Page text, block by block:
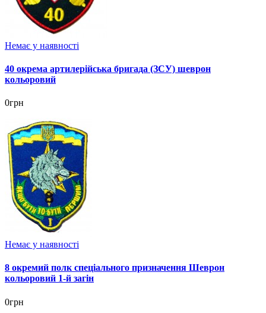
Немає у наявності
40 окрема артилерійська бригада (ЗСУ) шеврон
кольоровий
0грн
Немає у наявності
8 окремий полк спеціального призначення Шеврон
кольоровий 1-й загін
0грн